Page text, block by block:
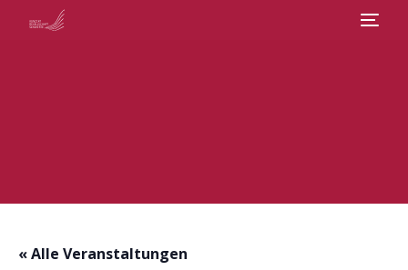
« Alle Veranstaltungen
Über uns